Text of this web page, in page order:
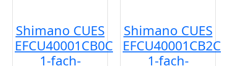
Shimano CUES
EFCU40001CB0C
1-fach-
Shimano CUES
EFCU40001CB2C
1-fach-